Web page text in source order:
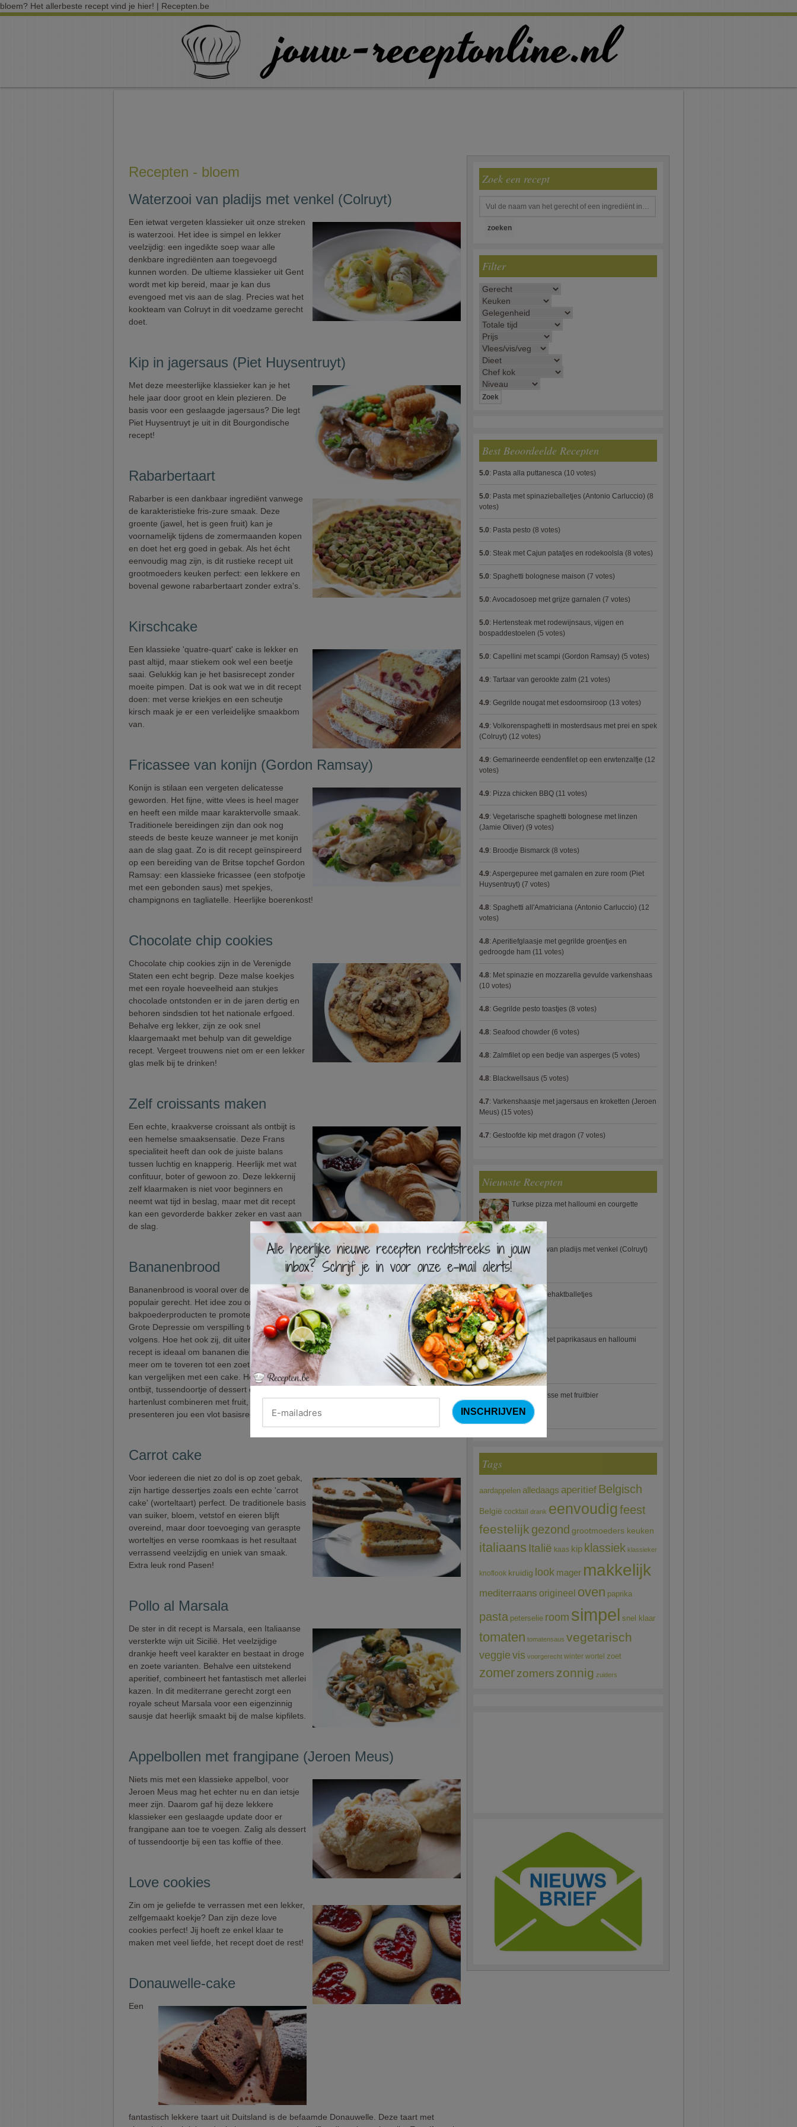
bloem? Het allerbeste recept vind je hier! | Recepten.be
Recepten - bloem
Waterzooi van pladijs met venkel (Colruyt)
Een ietwat vergeten klassieker uit onze streken
is waterzooi. Het idee is simpel en lekker
veelzijdig: een ingedikte soep waar alle
denkbare ingrediënten aan toegevoegd
kunnen worden. De ultieme klassieker uit Gent
wordt met kip bereid, maar je kan dus
evengoed met vis aan de slag. Precies wat het
kookteam van Colruyt in dit voedzame gerecht
doet.
Kip in jagersaus (Piet Huysentruyt)
Met deze meesterlijke klassieker kan je het
hele jaar door groot en klein plezieren. De
basis voor een geslaagde jagersaus? Die legt
Piet Huysentruyt je uit in dit Bourgondische
recept!
Rabarbertaart
Rabarber is een dankbaar ingrediënt vanwege
de karakteristieke fris-zure smaak. Deze
groente (jawel, het is geen fruit) kan je
voornamelijk tijdens de zomermaanden kopen
en doet het erg goed in gebak. Als het écht
eenvoudig mag zijn, is dit rustieke recept uit
grootmoeders keuken perfect: een lekkere en
bovenal gewone rabarbertaart zonder extra's.
Kirschcake
Een klassieke 'quatre-quart' cake is lekker en
past altijd, maar stiekem ook wel een beetje
saai. Gelukkig kan je het basisrecept zonder
moeite pimpen. Dat is ook wat we in dit recept
doen: met verse kriekjes en een scheutje
kirsch maak je er een verleidelijke smaakbom
van.
Fricassee van konijn (Gordon Ramsay)
Konijn is stilaan een vergeten delicatesse
geworden. Het fijne, witte vlees is heel mager
en heeft een milde maar karaktervolle smaak.
Traditionele bereidingen zijn dan ook nog
steeds de beste keuze wanneer je met konijn
aan de slag gaat. Zo is dit recept geïnspireerd
op een bereiding van de Britse topchef Gordon
Ramsay: een klassieke fricassee (een stofpotje
met een gebonden saus) met spekjes,
champignons en tagliatelle. Heerlijke boerenkost!
Chocolate chip cookies
Chocolate chip cookies zijn in de Verenigde
Staten een echt begrip. Deze malse koekjes
met een royale hoeveelheid aan stukjes
chocolade ontstonden er in de jaren dertig en
behoren sindsdien tot het nationale erfgoed.
Behalve erg lekker, zijn ze ook snel
klaargemaakt met behulp van dit geweldige
recept. Vergeet trouwens niet om er een lekker
glas melk bij te drinken!
Zelf croissants maken
Een echte, kraakverse croissant als ontbijt is
een hemelse smaaksensatie. Deze Frans
specialiteit heeft dan ook de juiste balans
tussen luchtig en knapperig. Heerlijk met wat
confituur, boter of gewoon zo. Deze lekkernij
zelf klaarmaken is niet voor beginners en
neemt wat tijd in beslag, maar met dit recept
kan een gevorderde bakker zeker en vast aan
de slag.
Bananenbrood
Bananenbrood is vooral over de oceaan een
populair gerecht. Het idee zou ontstaan zijn om
bakpoederproducten te promoten of tijdens de
Grote Depressie om verspilling tegen te gaan
volgens. Hoe het ook zij, dit uiterst makkelijke
recept is ideaal om bananen die niet zo vers
meer om te toveren tot een zoet broodje dat je
kan vergelijken met een cake. Het is lekker als
ontbijt, tussendoortje of dessert en kan je naar
hartenlust combineren met fruit, yoghurt, chocolade,... Er bestaan heel wat recepten, wij
presenteren jou een vlot basisrecept waar iedereen mee aan de slag kan!
Carrot cake
Voor iedereen die niet zo dol is op zoet gebak,
zijn hartige dessertjes zoals een echte 'carrot
cake' (worteltaart) perfect. De traditionele basis
van suiker, bloem, vetstof en eieren blijft
overeind, maar door toevoeging van geraspte
worteltjes en verse roomkaas is het resultaat
verrassend veelzijdig en uniek van smaak.
Extra leuk rond Pasen!
Pollo al Marsala
De ster in dit recept is Marsala, een Italiaanse
versterkte wijn uit Sicilië. Het veelzijdige
drankje heeft veel karakter en bestaat in droge
en zoete varianten. Behalve een uitstekend
aperitief, combineert het fantastisch met allerlei
kazen. In dit mediterrane gerecht zorgt een
royale scheut Marsala voor een eigenzinnig
sausje dat heerlijk smaakt bij de malse kipfilets.
Appelbollen met frangipane (Jeroen Meus)
Niets mis met een klassieke appelbol, voor
Jeroen Meus mag het echter nu en dan ietsje
meer zijn. Daarom gaf hij deze lekkere
klassieker een geslaagde update door er
frangipane aan toe te voegen. Zalig als dessert
of tussendoortje bij een tas koffie of thee.
Love cookies
Zin om je geliefde te verrassen met een lekker,
zelfgemaakt koekje? Dan zijn deze love
cookies perfect! Jij hoeft ze enkel klaar te
maken met veel liefde, het recept doet de rest!
Donauwelle-cake
Een
fantastisch lekkere taart uit Duitsland is de befaamde Donauwelle. Deze taart met
Zoek een recept
Filter
Best Beoordeelde Recepten
5.0: Pasta alla puttanesca (10 votes)
5.0: Pasta met spinazieballetjes (Antonio Carluccio) (8
votes)
5.0: Pasta pesto (8 votes)
5.0: Steak met Cajun patatjes en rodekoolsla (8 votes)
5.0: Spaghetti bolognese maison (7 votes)
5.0: Avocadosoep met grijze garnalen (7 votes)
5.0: Hertensteak met rodewijnsaus, vijgen en
bospaddestoelen (5 votes)
5.0: Capellini met scampi (Gordon Ramsay) (5 votes)
4.9: Tartaar van gerookte zalm (21 votes)
4.9: Gegrilde nougat met esdoornsiroop (13 votes)
4.9: Volkorenspaghetti in mosterdsaus met prei en spek
(Colruyt) (12 votes)
4.9: Gemarineerde eendenfilet op een erwtenzalfje (12
votes)
4.9: Pizza chicken BBQ (11 votes)
4.9: Vegetarische spaghetti bolognese met linzen
(Jamie Oliver) (9 votes)
4.9: Broodje Bismarck (8 votes)
4.9: Aspergepuree met garnalen en zure room (Piet
Huysentruyt) (7 votes)
4.8: Spaghetti all'Amatriciana (Antonio Carluccio) (12
votes)
4.8: Aperitiefglaasje met gegrilde groentjes en
gedroogde ham (11 votes)
4.8: Met spinazie en mozzarella gevulde varkenshaas
(10 votes)
4.8: Gegrilde pesto toastjes (8 votes)
4.8: Seafood chowder (6 votes)
4.8: Zalmfilet op een bedje van asperges (5 votes)
4.8: Blackwellsaus (5 votes)
4.7: Varkenshaasje met jagersaus en kroketten (Jeroen
Meus) (15 votes)
4.7: Gestoofde kip met dragon (7 votes)
Nieuwste Recepten
Turkse pizza met halloumi en courgette
Waterzooi van pladijs met venkel (Colruyt)
Zweedse gehaktballetjes
Courgetti met paprikasaus en halloumi
(Sandra Bekkari)
Chocomousse met fruitbier
Tags
aardappelen alledaags aperitief Belgisch
België cocktail drank eenvoudigfeest
feestelijk gezond grootmoeders keuken
italiaans Italië kaas kip klassiek klassieker
knoflook kruidig look mager makkelijk
mediterraans origineel oven paprika
pasta peterselie room simpel snel klaar
tomaten tomatensaus vegetarisch
veggie vis voorgerecht winter wortel zoet
zomerzomers zonnig zuiders
×